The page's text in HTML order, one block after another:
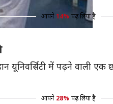
आपने 14% पढ़ लिया है
में पढ़ने वाली
आपने 28% पढ़ लिया है